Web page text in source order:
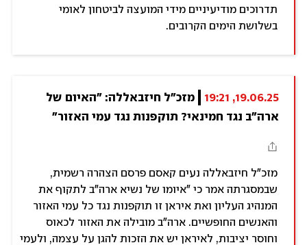
תדרוכים מודיעיניים מידי המועצה לביטחון לאומי
בשלושת הימים הקרובים.
19.06.25, 19:21
ארה"ב נגד חמינאי? תוקפנות נגד עמי האזור"
מזכ"ל חיזבאללה נעים קאסם פרסם הצהרה רשמית,
שבמסגרתה אמר כי "איומו של נשיא ארה"ב לתקוף את
המנהיג העליון ואת איראן זו תוקפנות נגד כל עמי האזור
והאנשים החופשיים. ארה"ב מובילה את האזור לכאוס
וחוסר יציבות, לאיראן יש את הזכות להגן על עצמה, ולעמי